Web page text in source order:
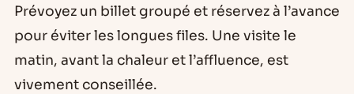
Prévoyez un billet groupé et réservez à l’avance
pour éviter les longues files. Une visite le
matin, avant la chaleur et l’affluence, est
vivement conseillée.